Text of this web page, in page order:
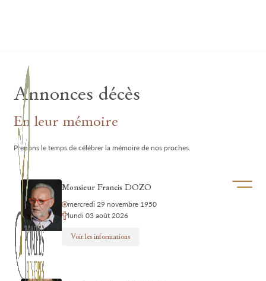
Ouvrir/
Annonces décès
En leur mémoire
Prenons le temps de célébrer la mémoire de nos proches.
Monsieur Francis DOZO
mercredi 29 novembre 1950
lundi 03 août 2026
Voir les informations